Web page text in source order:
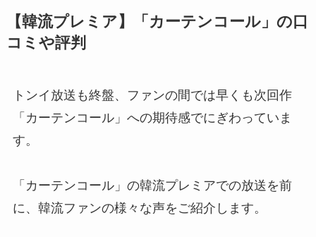
【韓流プレミア】「カーテンコール」の口
コミや評判
トンイ放送も終盤、ファンの間では早くも次回作
「カーテンコール」への期待感でにぎわっていま
す。
「カーテンコール」の韓流プレミアでの放送を前
に、韓流ファンの様々な声をご紹介します。